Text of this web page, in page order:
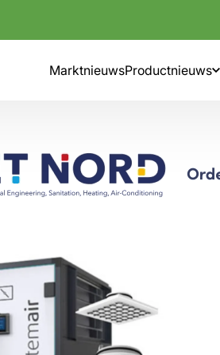
MarktnieuwsProductnieuws